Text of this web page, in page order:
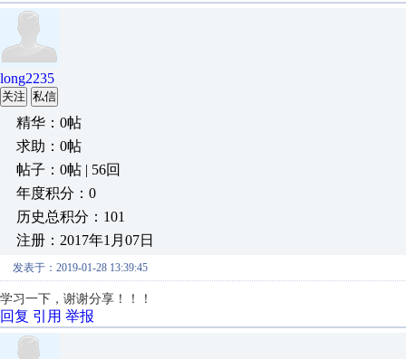
long2235
关注 私信
精华：0帖
求助：0帖
帖子：0帖 | 56回
年度积分：0
历史总积分：101
注册：2017年1月07日
发表于：2019-01-28 13:39:45
学习一下，谢谢分享！！！
回复 引用 举报